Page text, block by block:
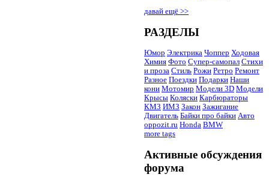
давай ещё >>
РАЗДЕЛЫ
Юмор Электрика Чоппер Ходовая
Химия Фото Супер-самопал Стихи
и проза Стиль Рожи Ретро Ремонт
Разное Поездки Подарки Наши
кони Мотомир Модели 3D Модели
Крысы Коляски Карбюраторы
КМЗ ИМЗ Закон Зажигание
Двигатель Байки про байки Авто
oppozit.ru Honda BMW
more tags
Активные обсуждения
форума